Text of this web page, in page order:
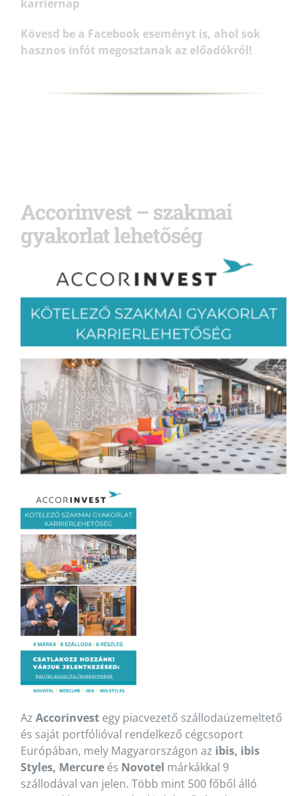
karriernap
Kövesd be a Facebook eseményt is, ahol sok
hasznos infót megosztanak az előadókról!
Accorinvest – szakmai
gyakorlat lehetőség
Az Accorinvestegy piacvezető szállodaüzemeltető
és saját portfólióval rendelkező cégcsoport
Európában, mely Magyarországon az ibis, ibis
Styles, Mercureés Novotel márkákkal 9
szállodával van jelen. Több mint 500 főből álló